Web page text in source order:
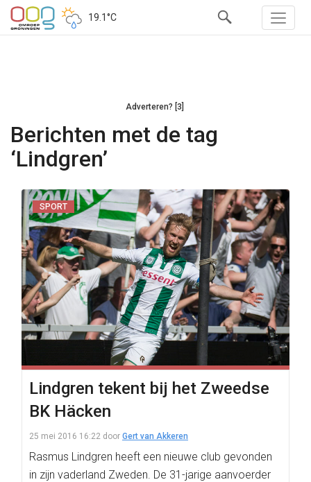
19.1°C
Adverteren? [3]
Berichten met de tag
‘Lindgren’
SPORT
Lindgren tekent bij het Zweedse
BK Häcken
25 mei 2016 16:22 door Gert van Akkeren
Rasmus Lindgren heeft een nieuwe club gevonden
in zijn vaderland Zweden. De 31-jarige aanvoerder